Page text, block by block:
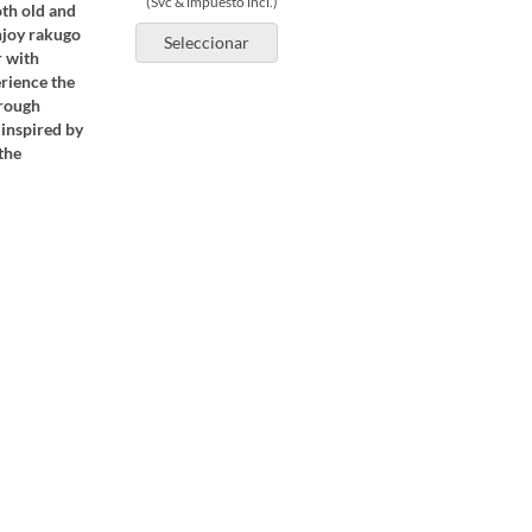
Seleccionar
old and
rakugo
with
the
by